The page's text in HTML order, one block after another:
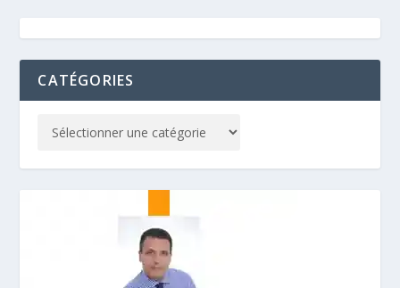
CATÉGORIES